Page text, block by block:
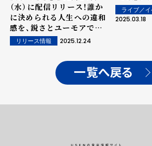
（水）に配信リリース！誰か
に決められる人生への違和
感を、鋭さとユーモアで撃
ち抜くアップチューン。
リリース情報 2025.12.24
ライブ／
2025.03.18
一覧へ戻る